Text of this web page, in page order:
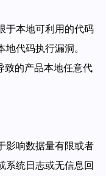
于本地可利用的代码
代码执行漏洞。
致的产品本地任意代
影响数据量有限或者
系统日志或无信息回